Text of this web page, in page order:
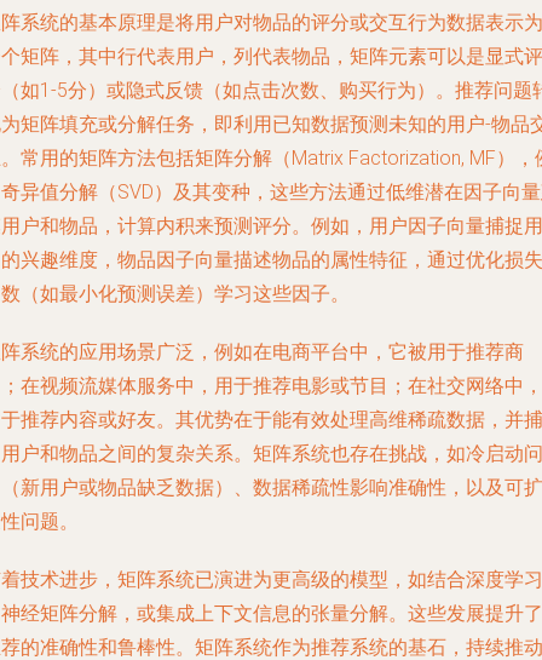
系统的基本原理是将用户对物品的评分或交互行为数据表示为
矩阵，其中行代表用户，列代表物品，矩阵元素可以是显式评
如1-5分）或隐式反馈（如点击次数、购买行为）。推荐问题
矩阵填充或分解任务，即利用已知数据预测未知的用户-物品
常用的矩阵方法包括矩阵分解（Matrix Factorization, MF），
异值分解（SVD）及其变种，这些方法通过低维潜在因子向
户和物品，计算内积来预测评分。例如，用户因子向量捕捉用
兴趣维度，物品因子向量描述物品的属性特征，通过优化损失
（如最小化预测误差）学习这些因子。
系统的应用场景广泛，例如在电商平台中，它被用于推荐商
在视频流媒体服务中，用于推荐电影或节目；在社交网络中，
推荐内容或好友。其优势在于能有效处理高维稀疏数据，并捕
户和物品之间的复杂关系。矩阵系统也存在挑战，如冷启动问
新用户或物品缺乏数据）、数据稀疏性影响准确性，以及可扩
问题。
技术进步，矩阵系统已演进为更高级的模型，如结合深度学习
经矩阵分解，或集成上下文信息的张量分解。这些发展提升了
的准确性和鲁棒性。矩阵系统作为推荐系统的基石，持续推动